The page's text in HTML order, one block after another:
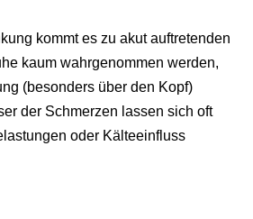
kommt es zu akut auftretenden
kaum wahrgenommen werden,
(besonders über den Kopf)
der Schmerzen lassen sich oft
oder Kälteeinfluss